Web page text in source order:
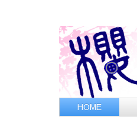
HOME